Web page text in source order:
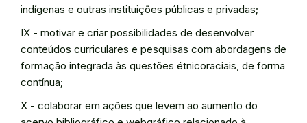
indígenas e outras instituições públicas e privadas;
IX - motivar e criar possibilidades de desenvolver
conteúdos curriculares e pesquisas com abordagens de
formação integrada às questões étnicoraciais, de forma
contínua;
X - colaborar em ações que levem ao aumento do